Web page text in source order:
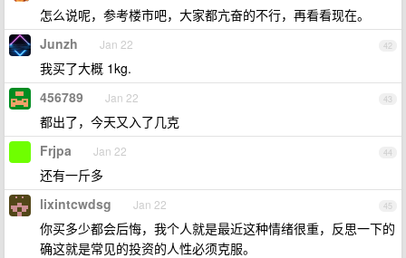
怎么说呢，参考楼市吧，大家都亢奋的不行，再看看现在。
42
Junzh Jan 22
我买了大概 1kg.
43
456789 Jan 22
都出了，今天又入了几克
44
Frjpa Jan 22
还有一斤多
45
lixintcwdsg Jan 22
你买多少都会后悔，我个人就是最近这种情绪很重，反思一下的
确这就是常见的投资的人性必须克服。